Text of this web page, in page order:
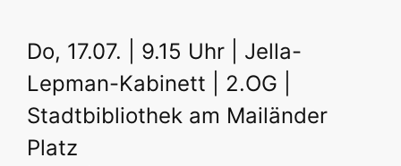
Do, 17.07. | 9.15 Uhr | Jella-
Lepman-Kabinett | 2.OG |
Stadtbibliothek am Mailänder
Platz